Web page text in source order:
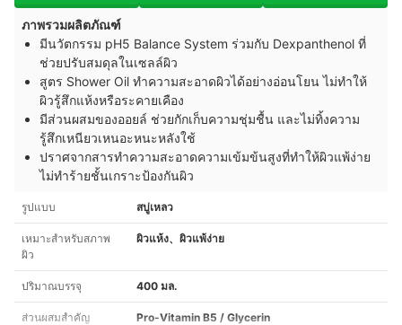
ภาพรวมผลิตภัณฑ์
มีนวัตกรรม pH5 Balance System ร่วมกับ Dexpanthenol ที่
ช่วยปรับสมดุลในเซลล์ผิว
สูตร Shower Oil ทำความสะอาดผิวได้อย่างอ่อนโยน ไม่ทำให้
ผิวรู้สึกแห้งหรือระคายเคือง
มีส่วนผสมของออยล์ ช่วยกักเก็บความชุ่มชื้น และไม่ทิ้งความ
รู้สึกเหนียวเหนอะหนะหลังใช้
ปราศจากสารทำความสะอาดความเข้มข้นสูงที่ทำให้ผิวแพ้ง่าย
ไม่ทำร้ายชั้นเกราะป้องกันผิว
รูปแบบ สบู่เหลว
เหมาะสำหรับสภาพ
ผิว
ผิวแห้ง、ผิวแพ้ง่าย
ปริมาณบรรจุ 400 มล.
ส่วนผสมสำคัญ Pro-Vitamin B5 / Glycerin